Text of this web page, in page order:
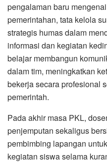
pengalaman baru
pemerintahan, tata kelola
strategis humas dalam
informasi dan kegiatan
belajar membangun
dalam tim, meningkatkan
bekerja secara profesional
pemerintah.
Pada akhir masa PKL,
penjemputan sekaligus
pembimbing lapangan
kegiatan siswa selama